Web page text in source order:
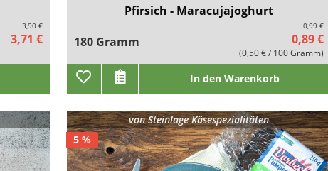
3,90 €
3,71 €
Pfirsich - Maracujajoghurt
180 Gramm
0,99 €
0,89 €
(0,50 € / 100 Gramm)
In den Warenkorb
5 %
vonSteinlage Käsespezialitäten